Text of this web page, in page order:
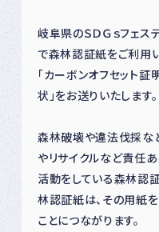
岐阜県のＳＤＧｓフェ
で森林認証紙をご利用
「カーボンオフセット
状」をお送りいたします。
森林破壊や違法伐採な
やリサイクルなど責任
活動をしている森林認
林認証紙は、その用紙
ことにつながります。